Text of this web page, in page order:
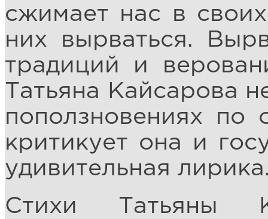
сжимает нас в
них вырваться.
традиций и
Татьяна Кайсарова
поползновениях по
критикует она и
удивительная
Стихи Татьяны